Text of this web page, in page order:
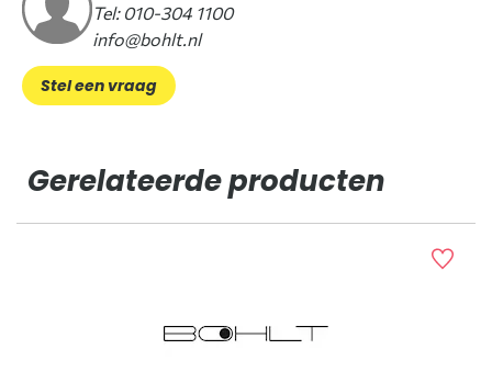
Tel: 010-304 1100
info@bohlt.nl
Stel een vraag
Gerelateerde producten